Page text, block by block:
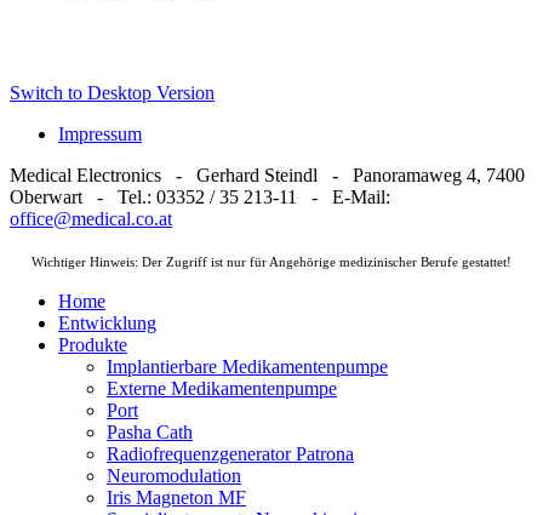
Switch to Desktop Version
Impressum
Medical Electronics - Gerhard Steindl - Panoramaweg 4, 7400
Oberwart - Tel.: 03352 / 35 213-11 - E-Mail:
office@medical.co.at
Wichtiger Hinweis: Der Zugriff ist nur für Angehörige medizinischer Berufe gestattet!
Home
Entwicklung
Produkte
Implantierbare Medikamentenpumpe
Externe Medikamentenpumpe
Port
Pasha Cath
Radiofrequenzgenerator Patrona
Neuromodulation
Iris Magneton MF